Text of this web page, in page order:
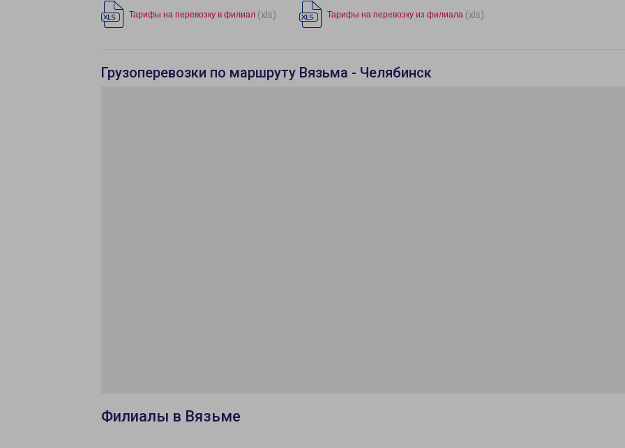
Тарифы на перевозку в филиал (xls) Тарифы на перевозку из филиала (xls)
Грузоперевозки по маршруту Вязьма - Челябинск
Филиалы в Вязьме